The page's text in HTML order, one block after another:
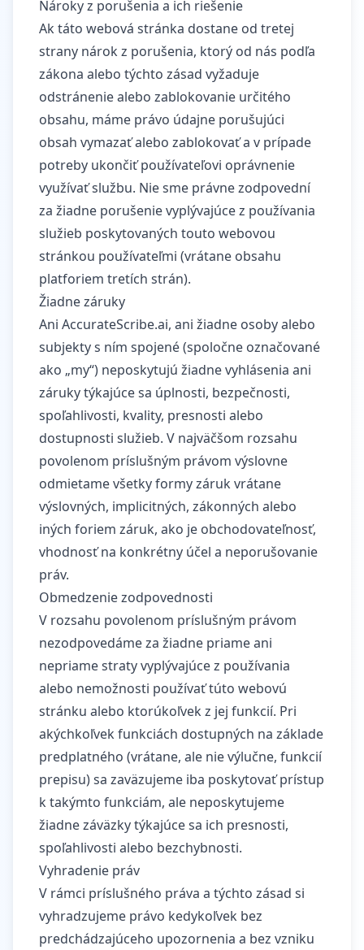
Nároky z porušenia a ich riešenie
Ak táto webová stránka dostane od tretej
strany nárok z porušenia, ktorý od nás podľa
zákona alebo týchto zásad vyžaduje
odstránenie alebo zablokovanie určitého
obsahu, máme právo údajne porušujúci
obsah vymazať alebo zablokovať a v prípade
potreby ukončiť používateľovi oprávnenie
využívať službu. Nie sme právne zodpovední
za žiadne porušenie vyplývajúce z používania
služieb poskytovaných touto webovou
stránkou používateľmi (vrátane obsahu
platforiem tretích strán).
Žiadne záruky
Ani AccurateScribe.ai, ani žiadne osoby alebo
subjekty s ním spojené (spoločne označované
ako „my“) neposkytujú žiadne vyhlásenia ani
záruky týkajúce sa úplnosti, bezpečnosti,
spoľahlivosti, kvality, presnosti alebo
dostupnosti služieb. V najväčšom rozsahu
povolenom príslušným právom výslovne
odmietame všetky formy záruk vrátane
výslovných, implicitných, zákonných alebo
iných foriem záruk, ako je obchodovateľnosť,
vhodnosť na konkrétny účel a neporušovanie
práv.
Obmedzenie zodpovednosti
V rozsahu povolenom príslušným právom
nezodpovedáme za žiadne priame ani
nepriame straty vyplývajúce z používania
alebo nemožnosti používať túto webovú
stránku alebo ktorúkoľvek z jej funkcií. Pri
akýchkoľvek funkciách dostupných na základe
predplatného (vrátane, ale nie výlučne, funkcií
prepisu) sa zaväzujeme iba poskytovať prístup
k takýmto funkciám, ale neposkytujeme
žiadne záväzky týkajúce sa ich presnosti,
spoľahlivosti alebo bezchybnosti.
Vyhradenie práv
V rámci príslušného práva a týchto zásad si
vyhradzujeme právo kedykoľvek bez
predchádzajúceho upozornenia a bez vzniku